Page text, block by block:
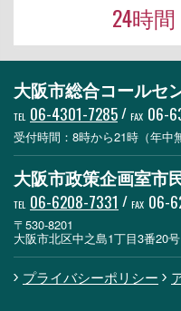
24時
大阪市総合コールセ
TEL 06-4301-7285/ FAX 06-
受付時間：8時から21時（年中
大阪市政策企画室市
TEL 06-6208-7331 / FAX 06-
〒530-8201
大阪市北区中之島1丁目3番20
プライバシーポリシー